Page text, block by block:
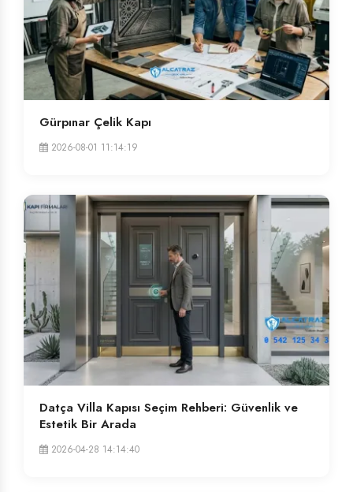
Gürpınar Çelik Kapı
2026-08-01 11:14:19
Datça Villa Kapısı Seçim Rehberi: Güvenlik ve
Estetik Bir Arada
2026-04-28 14:14:40